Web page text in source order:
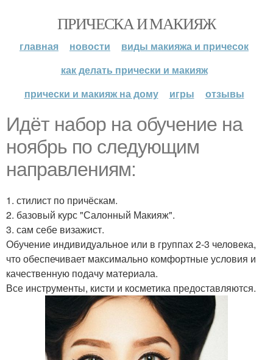
ПРИЧЕСКА И МАКИЯЖ
главная новости
виды макияжа и причесок
как делать прически и макияж
прически и макияж на дому
игры отзывы
Идёт набор на обучение на
ноябрь по следующим
направлениям:
1. стилист по причёскам.
2. базовый курс "Салонный Макияж".
3. сам себе визажист.
Обучение индивидуальное или в группах 2-3 человека,
что обеспечивает максимально комфортные условия и
качественную подачу материала.
Все инструменты, кисти и косметика предоставляются.